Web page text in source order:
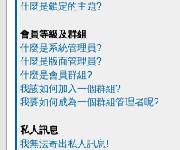
什麼是鎖定的主題?
會員等級及群組
什麼是系統管理員?
什麼是版面管理員?
什麼是會員群組?
我該如何加入一個群組?
我要如何成為一個群組管理者呢?
私人訊息
我無法寄出私人訊息!